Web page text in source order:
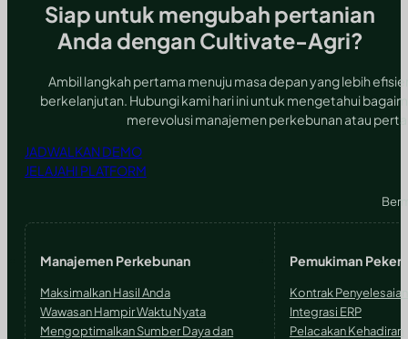
Siap untuk mengubah pertanian
Anda dengan Cultivate-Agri?
Ambil langkah pertama menuju masa depan yang lebih
berkelanjutan. Hubungi kami hari ini untuk mengetahui
merevolusi manajemen perkebunan atau
JADWALKAN DEMO
JELAJAHI PLATFORM
Manajemen Perkebunan
Maksimalkan Hasil Anda
Wawasan Hampir Waktu Nyata
Mengoptimalkan Sumber Daya dan
Pemukiman
Kontrak
Integrasi ERP
Pelacakan Kehadiran